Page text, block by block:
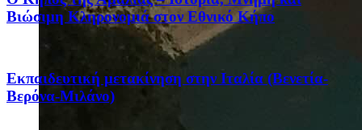
Βιώσιμη Κληρονομιά στον Εθνικό Κήπο
Eκπαιδευτική μετακίνηση στην Ιταλία (Βενετία-
Βερόνα-Μιλάνο)